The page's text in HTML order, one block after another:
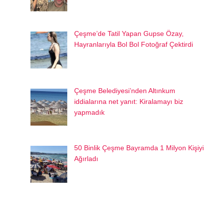
Çeşme’de Tatil Yapan Gupse Özay,
Hayranlarıyla Bol Bol Fotoğraf Çektirdi
Çeşme Belediyesi’nden Altınkum
iddialarına net yanıt: Kiralamayı biz
yapmadık
50 Binlik Çeşme Bayramda 1 Milyon Kişiyi
Ağırladı